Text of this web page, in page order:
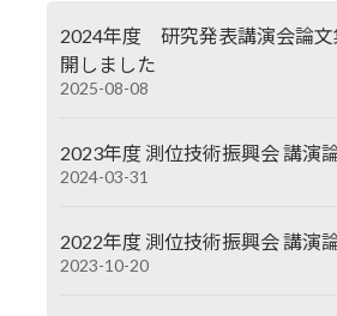
2024年度 研究発表講演会論文
開しました
2025-08-08
2023年度 測位技術振興会 講演
2024-03-31
2022年度 測位技術振興会 講演
2023-10-20